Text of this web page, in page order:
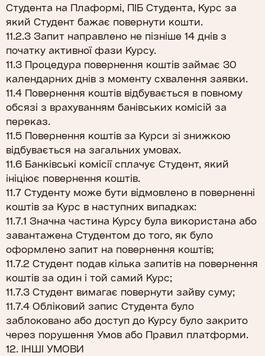
Студента на Плаформі, ПІБ Студента, Курс за
який Студент бажає повернути кошти.
11.2.3 Запит направлено не пізніше 14 днів з
початку активної фази Курсу.
11.3 Процедура повернення коштів займає 30
календарних днів з моменту схвалення заявки.
11.4 Повернення коштів відбувається в повному
обсязі з врахуванням банівських комісій за
переказ.
11.5 Повернення коштів за Курси зі знижкою
відбувається на загальних умовах.
11.6 Банківські комісії сплачує Студент, який
ініціює повернення коштів.
11.7 Студенту може бути відмовлено в поверненні
коштів за Курс в наступних випадках:
11.7.1 Значна частина Курсу була використана або
завантажена Студентом до того, як було
оформлено запит на повернення коштів;
11.7.2 Студент подав кілька запитів на повернення
коштів за один і той самий Курс;
11.7.3 Студент вимагає повернути зайву суму;
11.7.4 Обліковий запис Студента було
заблоковано або доступ до Курсу було закрито
через порушення Умов або Правил платформи.
12. ІНШІ УМОВИ